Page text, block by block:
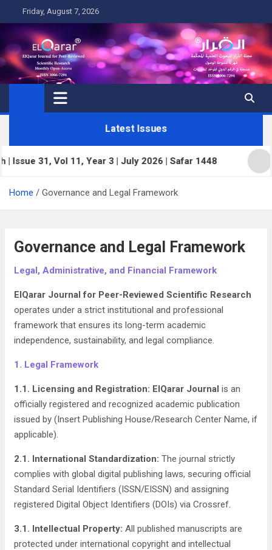
to
content
Friday, August 7, 2026
Latest Issues
31, Vol 11, Year 3 | July 2026 | Safar 1448
Home Governance and Legal Framework
Governance and Legal Framework
Legal, Administrative, and Financial Framework
ElQarar Journal for Peer-Reviewed Scientific Research
operates under a strict institutional and professional
framework that ensures its long-term academic
independence, sustainability, and legal compliance.
1. Legal Framework
1.1. Licensing and Registration: ElQarar Journal is an
officially registered and recognized academic publication
issued by (Insert Publishing House/Research Center Name, if
applicable).
2.1. International Standardization: The journal strictly
complies with global digital publishing laws, securing official
Standard Serial Identifiers (ISSN/EISSN) and assigning
registered Digital Object Identifiers (DOIs) via Crossref.
3.1. Intellectual Property: All published manuscripts are
protected under international copyright and intellectual